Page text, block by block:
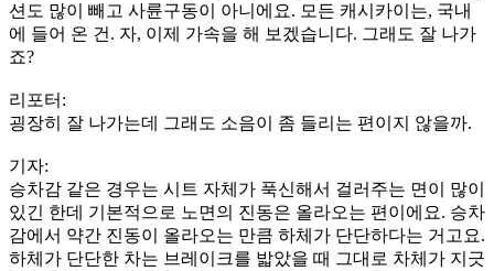
션도 많이 빼고 사륜구동이 아니에요. 모든 캐시카이는, 국내
에 들어 온 건. 자, 이제 가속을 해 보겠습니다. 그래도 잘 나가
죠?
리포터:
굉장히 잘 나가는데 그래도 소음이 좀 들리는 편이지 않을까.
기자:
승차감 같은 경우는 시트 자체가 푹신해서 걸러주는 면이 많이
있긴 한데 기본적으로 노면의 진동은 올라오는 편이에요. 승차
감에서 약간 진동이 올라오는 만큼 하체가 단단하다는 거고요.
하체가 단단한 차는 브레이크를 밟았을 때 그대로 차체가 지긋